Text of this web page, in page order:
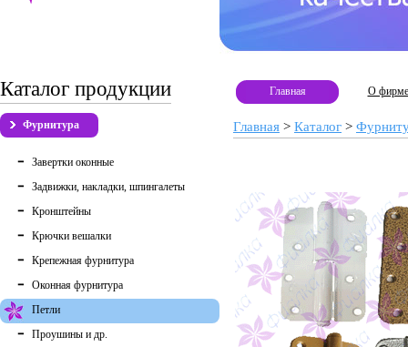
Каталог продукции
Фурнитура
Завертки оконные
Задвижки, накладки, шпингалеты
Кронштейны
Крючки вешалки
Крепежная фурнитура
Оконная фурнитура
Петли
Проушины и др.
Главная О фирме
Главная > Каталог >